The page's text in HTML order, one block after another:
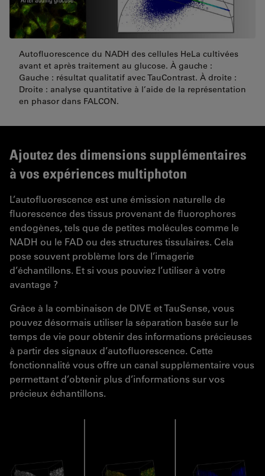
Autofluorescence du NADH des cellules HeLa cultivées
avant et après traitement au glucose. À gauche :
Gauche : résultat qualitatif avec TauContrast. À droite :
Droite : analyse quantitative à l’aide de la représentation
en phasor dans FALCON.
Ajoutez des dimensions supplémentaires
à vos expériences multiphoton
L’autofluorescence est une émission naturelle de
fluorescence des tissus provenant de fluorophores
endogènes, tels que de petites molécules comme le
NADH ou le FAD ou des structures tissulaires. Cela
pose souvent problème lors de l’imagerie
d’échantillons. Et si vous pouviez l’utiliser à votre
avantage ?
Grâce à la combinaison de DIVE et TauSense, vous
pouvez désormais utiliser la séparation basée sur le
temps de vie pour obtenir des informations précieuses
à partir des signaux d’autofluorescence. Cette
fonctionnalité vous offre un canal supplémentaire vous
permettant d’obtenir plus d’informations sur vos
précieux échantillons.